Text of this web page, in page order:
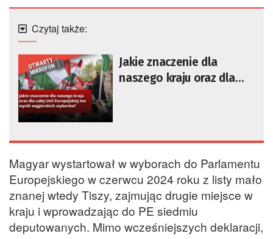
Czytaj także:
Jakie znaczenie dla
naszego kraju oraz dla
Magyar wystartował w wyborach do Parlamentu
Europejskiego w czerwcu 2024 roku z listy mało
znanej wtedy Tiszy, zajmując drugie miejsce w
kraju i wprowadzając do PE siedmiu
deputowanych. Mimo wcześniejszych deklaracji,